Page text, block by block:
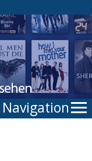
Navigation